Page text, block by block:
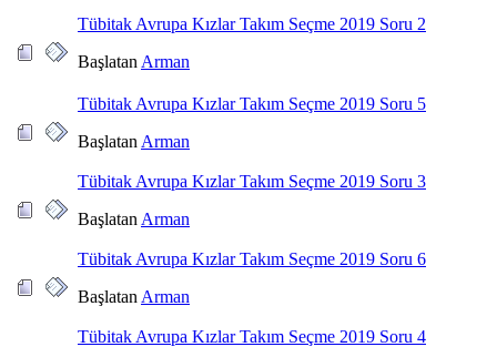
Tübitak Avrupa Kızlar Takım Seçme 2019 Soru 2
Başlatan Arman
Tübitak Avrupa Kızlar Takım Seçme 2019 Soru 5
Başlatan Arman
Tübitak Avrupa Kızlar Takım Seçme 2019 Soru 3
Başlatan Arman
Tübitak Avrupa Kızlar Takım Seçme 2019 Soru 6
Başlatan Arman
Tübitak Avrupa Kızlar Takım Seçme 2019 Soru 4